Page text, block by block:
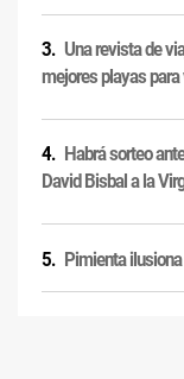
Una revista de
mejores playas
Habrá sorteo
David Bisbal a la
Pimienta